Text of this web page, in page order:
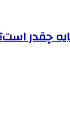
چقدر